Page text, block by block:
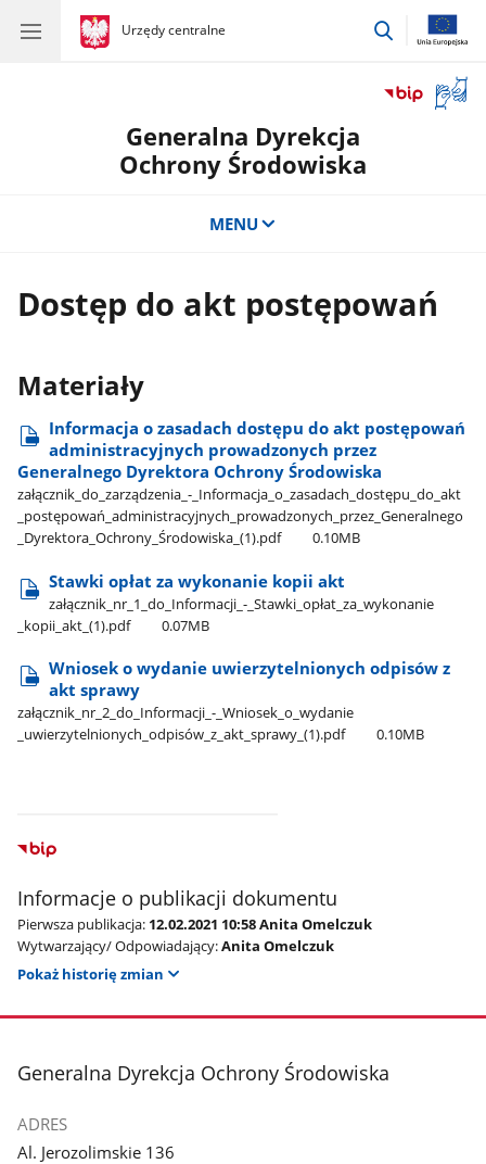
gov.pl
Urzędy centralne
gov.pl
Urzędy
przejdź
okno
Generalna Dyrekcja
Ochrony Środowiska
MENU
Dostęp do akt postępowań
Materiały
Informacja o zasadach dostępu do akt postępowań
administracyjnych prowadzonych przez
Generalnego Dyrektora Ochrony Środowiska
załącznik​_do​_zarządzenia​_-​_Informacja​_o​_zasadach​_dostępu​_do​_akt​
_postępowań​_administracyjnych​_prowadzonych​_przez​_Generalnego​
_Dyrektora​_Ochrony​_Środowiska​_(1).pdf
0.10MB
Stawki opłat za wykonanie kopii akt
załącznik​_nr​_1​_do​_Informacji​_-​_Stawki​_opłat​_za​_wykonanie​
_kopii​_akt​_(1).pdf
0.07MB
Wniosek o wydanie uwierzytelnionych odpisów z
akt sprawy
załącznik​_nr​_2​_do​_Informacji​_-​_Wniosek​_o​_wydanie​
_uwierzytelnionych​_odpisów​_z​_akt​_sprawy​_(1).pdf
0.10MB
Informacje o publikacji dokumentu
Pierwsza publikacja: 12.02.2021 10:58 Anita Omelczuk
Wytwarzający/ Odpowiadający:Anita Omelczuk
Pokaż historię zmian
stopka
Generalna Dyrekcja Ochrony Środowiska
ADRES
Al. Jerozolimskie 136